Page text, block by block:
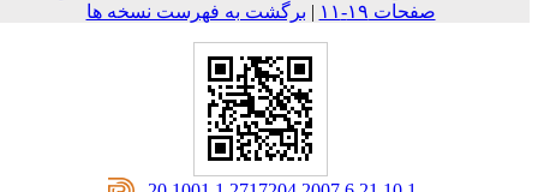
صفحات ۱۹-۱۱
|برگشت به فهرست نسخه ها